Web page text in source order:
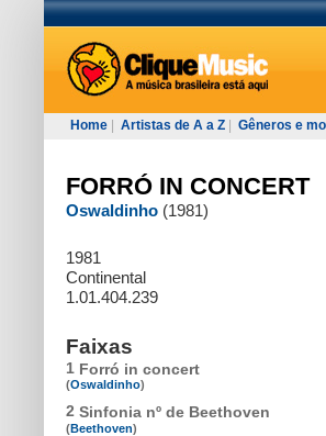
Home Artistas de A a Z Gêneros e
FORRÓ IN CONCERT
Oswaldinho (1981)
1981
Continental
1.01.404.239
Faixas
1 Forró in concert
(Oswaldinho)
2 Sinfonia nº de Beethoven
(Beethoven)